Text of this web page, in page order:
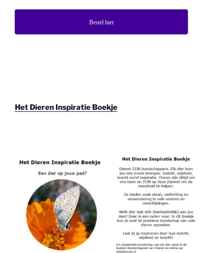
Bestel hier
Het Dieren Inspiratie Boekje